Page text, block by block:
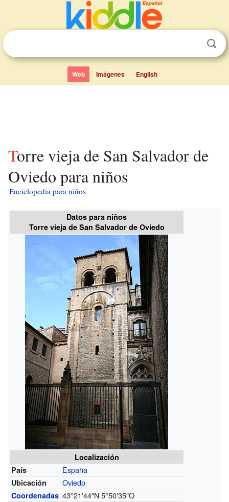
Web Imágenes English
Torre vieja de San Salvador de
Oviedo para niños
Enciclopedia para niños
Datos para niños
Torre vieja de San Salvador de Oviedo
Localización
País
España
Ubicación Oviedo
Coordenadas 43°21′44″N5°50′35″O